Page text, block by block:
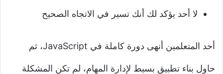
لا أحد يؤكد لك أنك تسير في الاتجاه الصحيح
أحد المتعلمين أنهى دورة كاملة في JavaScript، ثم
حاول بناء تطبيق بسيط لإدارة المهام، لم تكن المشكلة